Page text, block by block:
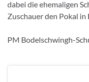
dabei die ehemaligen
Zuschauer den Pokal
PM Bodelschwingh-